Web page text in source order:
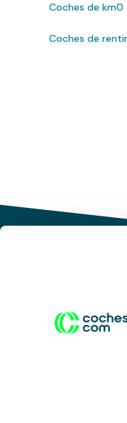
Coches de km0
Coches de
Conduce
desata tu